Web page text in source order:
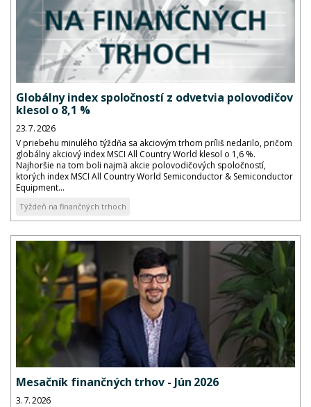
Globálny index spoločností z odvetvia polovodičov
klesol o 8,1 %
23. 7. 2026
V priebehu minulého týždňa sa akciovým trhom príliš nedarilo, pričom
globálny akciový index MSCI All Country World klesol o 1,6 %.
Najhoršie na tom boli najmä akcie polovodičových spoločností,
ktorých index MSCI All Country World Semiconductor & Semiconductor
Equipment...
Týždeň na finančných trhoch
Mesačník finančných trhov - Jún 2026
3. 7. 2026